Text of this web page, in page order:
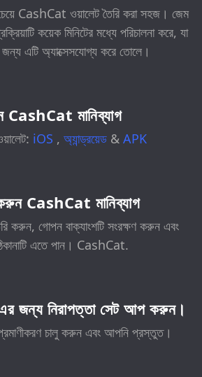
চেয়ে CashCat ওয়ালেট তৈরি করা সহজ। জেম
কয়েক মিনিটের মধ্যে পরিচালনা করে, যা
জন্য এটি অ্যাক্সেসযোগ্য করে তোলে।
CashCat মানিব্যাগ
iOS , অ্যান্ড্রয়েড & APK
CashCat মানিব্যাগ
করুন, গোপন বাক্যাংশটি সংরক্ষণ করুন এবং
এতে পান। CashCat.
জন্য নিরাপত্তা সেট আপ করুন।
প্রমাণীকরণ চালু করুন এবং আপনি প্রস্তুত।